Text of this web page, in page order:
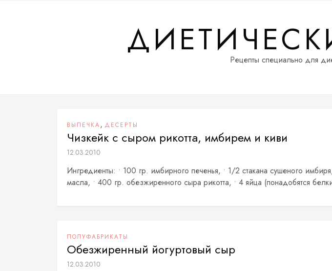
Рецепты специально для
ВЫПЕЧКА, ДЕСЕРТЫ
Чизкейк с сыром рикотта, имбирем и киви
12.03.2010
Ингредиенты: • 100 гр. имбирного печенья, • 1/2 стакана сушеного
масла, • 400 гр. обезжиренного сыра рикотта, • 4 яйца (понадобятся
ПОЛУФАБРИКАТЫ
Обезжиренный йогуртовый сыр
12.03.2010